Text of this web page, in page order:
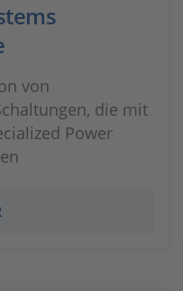
von
die mit
Power